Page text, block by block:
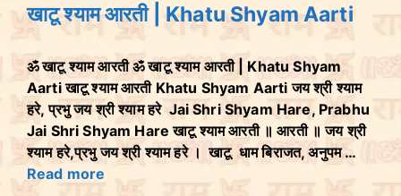
खाटू श्याम आरती | Khatu Shyam Aarti
ॐ खाटू श्याम आरती ॐ खाटू श्याम आरती | Khatu Shyam
Aarti खाटू श्याम आरती Khatu Shyam Aarti जय श्री श्याम
हरे, प्रभु जय श्री श्याम हरे Jai Shri Shyam Hare, Prabhu
Jai Shri Shyam Hare खाटू श्याम आरती ॥ आरती ॥ जय श्री
श्याम हरे,प्रभु जय श्री श्याम हरे । खाटू धाम बिराजत, अनुपम …
Read more